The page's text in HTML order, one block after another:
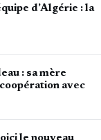
d’Algérie : la
: sa mère
avec